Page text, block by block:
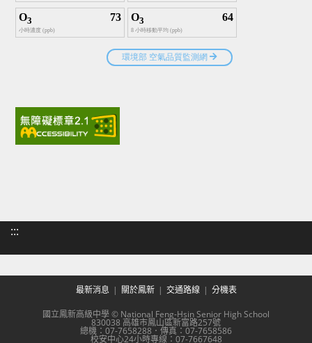
:::
最新消息 關於鳳新 交通路線 分機表
國立鳳新高級中學 © National Feng-Hsin Senior High School
830038 高雄市鳳山區新富路257號
總機：07-7658288．傳真：07-7658586
校安中心24小時專線：07-7667648